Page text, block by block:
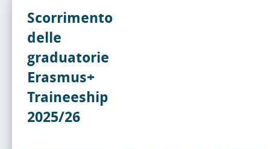
Scorrimento
delle
graduatorie
Erasmus+
Traineeship
2025/26